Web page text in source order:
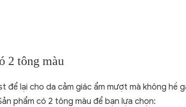
2 tông màu
để lại cho da cảm giác ẩm mượt mà không hề
phẩm có 2 tông màu để bạn lựa chọn: